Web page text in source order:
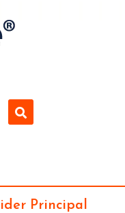
Principal